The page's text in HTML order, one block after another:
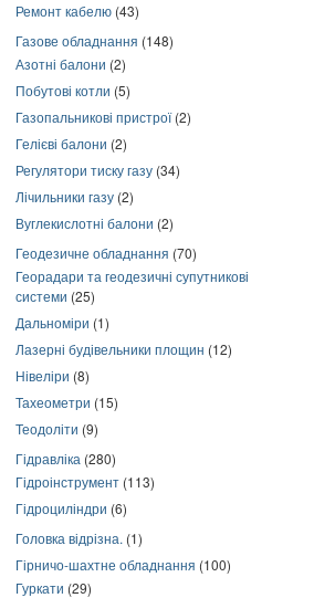
Ремонт кабелю (43)
Газове обладнання (148)
Азотні балони (2)
Побутові котли (5)
Газопальникові пристрої(2)
Гелієві балони (2)
Регулятори тиску газу (34)
Лічильники газу (2)
Вуглекислотні балони (2)
Геодезичне обладнання (70)
Георадари та геодезичні супутникові
системи (25)
Дальноміри (1)
Лазерні будівельники площин (12)
Нівеліри (8)
Тахеометри (15)
Теодоліти (9)
Гідравліка (280)
Гідроінструмент (113)
Гідроциліндри (6)
Головка відрізна. (1)
Гірничо-шахтне обладнання (100)
Гуркати (29)